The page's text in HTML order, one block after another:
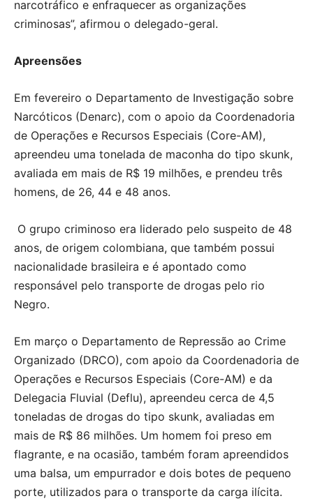
narcotráfico e enfraquecer as organizações
criminosas”, afirmou o delegado-geral.
Apreensões
Em fevereiro o Departamento de Investigação sobre
Narcóticos (Denarc), com o apoio da Coordenadoria
de Operações e Recursos Especiais (Core-AM),
apreendeu uma tonelada de maconha do tipo skunk,
avaliada em mais de R$ 19 milhões, e prendeu três
homens, de 26, 44 e 48 anos.
O grupo criminoso era liderado pelo suspeito de 48
anos, de origem colombiana, que também possui
nacionalidade brasileira e é apontado como
responsável pelo transporte de drogas pelo rio
Negro.
Em março o Departamento de Repressão ao Crime
Organizado (DRCO), com apoio da Coordenadoria de
Operações e Recursos Especiais (Core-AM) e da
Delegacia Fluvial (Deflu), apreendeu cerca de 4,5
toneladas de drogas do tipo skunk, avaliadas em
mais de R$ 86 milhões. Um homem foi preso em
flagrante, e na ocasião, também foram apreendidos
uma balsa, um empurrador e dois botes de pequeno
porte, utilizados para o transporte da carga ilícita.